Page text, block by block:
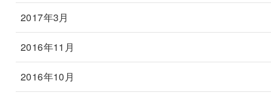
2017年3月
2016年11月
2016年10月